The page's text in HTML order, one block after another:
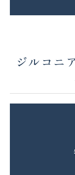
ジルコニ